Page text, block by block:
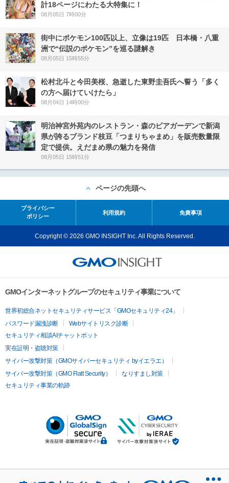
計18ページにわたる大特集に！
08月05日 7時00分
街中にポケモン100匹以上、立像は19匹 日本橋・八重
洲で“伝説のポケモン”を巡る謎解き
08月05日 15時55分
松村北斗と今田美桜、急逝した東野圭吾氏へ誓う「多く
の方へ届けていけたら」
08月04日 14時00分
明治神宮外苑内のレストラン・森のビアガーデンで新潟
県が誇るブランド枝豆「つまりちゃまめ」を販売数量限
定で提供。えだまめ県の魅力を発信
08月05日 15時51分
ページの先頭へ
プライバシー
ポリシー
利用規約 免責事項
Copyright © 2026 GMO INSIGHT Inc. All Rights Reserved.
GMOインターネットグループのセキュリティ事業について
世界初総合ネットセキュリティサービス「GMOセキュリティ24」
パスワード漏洩診断
Webサイトリスク診断
セキュリティ相談AIチャットボット
実在証明・盗聴対策
サイバー攻撃対策（GMOサイバーセキュリティ byイエラエ）
サイバー攻撃対策（GMO Flatt Security）
なりすまし対策
セキュリティ事業の軌跡